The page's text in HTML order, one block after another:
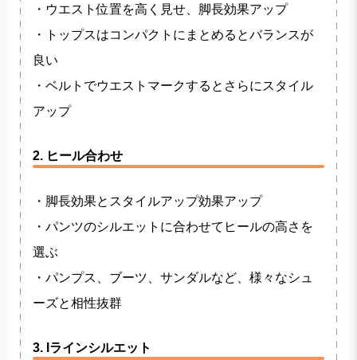
・ウエスト位置を高く見せ、脚長効果アップ
・トップスはコンパクトにまとめるとバランスが
良い
・ベルトでウエストマークするとさらにスタイル
アップ
2. ヒール合わせ
・脚長効果とスタイルアップ効果アップ
・パンツのシルエットに合わせてヒールの高さを
選ぶ
・パンプス、ブーツ、サンダルなど、様々なシュ
ーズと相性抜群
3. Iラインシルエット